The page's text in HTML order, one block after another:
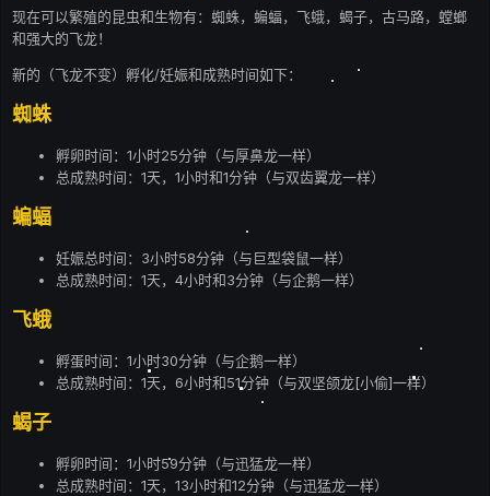
现在可以繁殖的昆虫和生物有：蜘蛛，蝙蝠，飞蛾，蝎子，古马路，螳螂
和强大的飞龙！
新的（飞龙不变）孵化/妊娠和成熟时间如下：
蜘蛛
孵卵时间：1小时25分钟（与厚鼻龙一样）
总成熟时间：1天，1小时和1分钟（与双齿翼龙一样）
蝙蝠
妊娠总时间：3小时58分钟（与巨型袋鼠一样）
总成熟时间：1天，4小时和3分钟（与企鹅一样）
飞蛾
孵蛋时间：1小时30分钟（与企鹅一样）
总成熟时间：1天，6小时和51分钟（与双坚颌龙[小偷]一样）
蝎子
孵卵时间：1小时59分钟（与迅猛龙一样）
总成熟时间：1天，13小时和12分钟（与迅猛龙一样）